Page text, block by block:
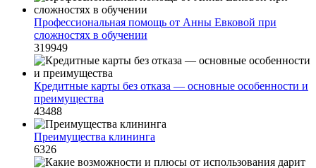
Профессиональная помощь от Анны Евковой при
сложностях в обучении
319949
Кредитные карты без отказа — основные особенности и
преимущества
43488
Преимущества клининга
6326